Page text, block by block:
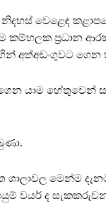
වෙළෙඳ
කම්හලක ප්‍රධාන
අත්අඩංගුවට ගෙන
යාම
ශාලාවල මෙන්ම
වයර් ද